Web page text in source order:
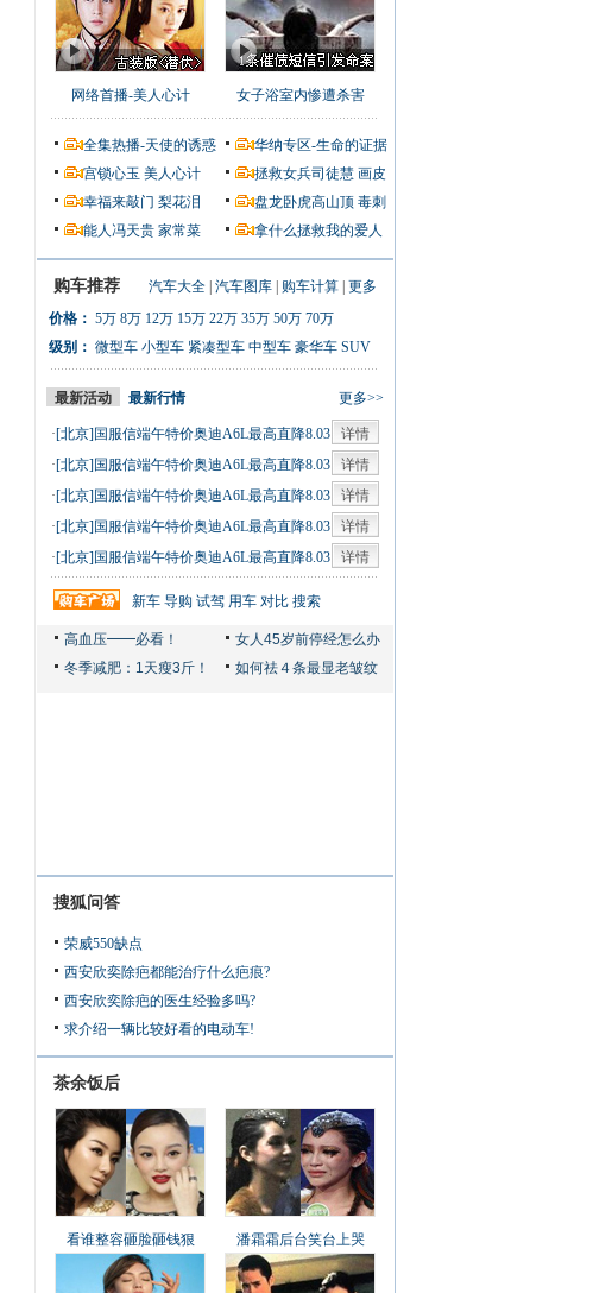
网络首播-美人心计 女子浴室内惨遭杀害
全集热播-天使的诱惑
华纳专区-生命的证据
宫锁心玉 美人心计 拯救女兵司徒慧 画皮
幸福来敲门 梨花泪 盘龙卧虎高山顶 毒刺
能人冯天贵 家常菜 拿什么拯救我的爱人
购车推荐 汽车大全 汽车图库 购车计算 更多
价格： 5万 8万 12万 15万 22万 35万 50万 70万
级别： 微型车 小型车 紧凑型车 中型车 豪华车 SUV
最新活动 最新行情 更多>>
详情
·[北京]国服信端午特价奥迪A6L最高直降8.03
万 0人
详情
·[北京]国服信端午特价奥迪A6L最高直降8.03
万 0人
详情
·[北京]国服信端午特价奥迪A6L最高直降8.03
万 0人
详情
·[北京]国服信端午特价奥迪A6L最高直降8.03
万 0人
详情
·[北京]国服信端午特价奥迪A6L最高直降8.03
万 0人
新车 导购 试驾 用车 对比 搜索
搜狐问答
荣威550缺点
西安欣奕除疤都能治疗什么疤痕?
西安欣奕除疤的医生经验多吗?
求介绍一辆比较好看的电动车!
茶余饭后
看谁整容砸脸砸钱狠 潘霜霜后台笑台上哭